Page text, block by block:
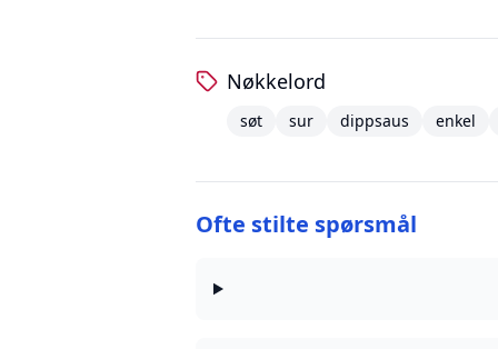
Nøkkelord
søt sur dippsaus enkel
Ofte stilte spørsmål